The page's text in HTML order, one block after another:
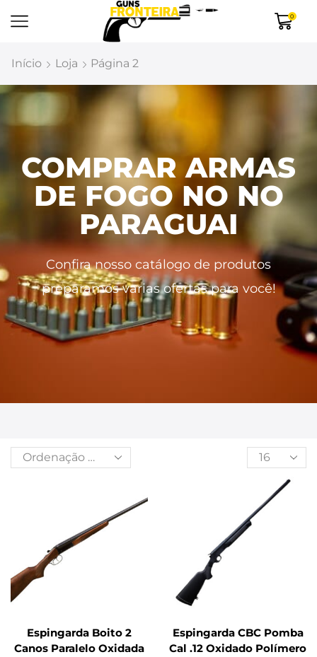
0
Início Loja Página 2
COMPRAR ARMAS
DE FOGO NO NO
PARAGUAI
Confira nosso catálogo de produtos
preparamos varias ofertas para você!
Espingarda Boito 2
Canos Paralelo Oxidada
Espingarda CBC Pomba
Cal .12 Oxidado Polímero